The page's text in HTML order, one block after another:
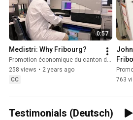
0:57
Medistri: Why Fribourg?
Promotion économique du canton de Fribourg
258 views • 2 years ago
CC
763
Testimonials (Deutsch)